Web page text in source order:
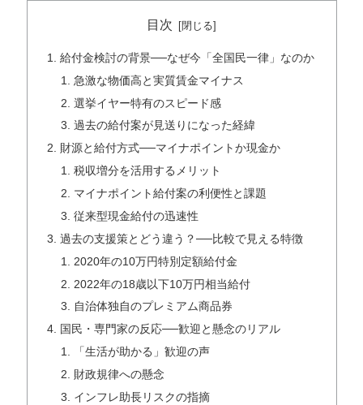
目次
給付金検討の背景──なぜ今「全国民一律」なのか
急激な物価高と実質賃金マイナス
選挙イヤー特有のスピード感
過去の給付案が見送りになった経緯
財源と給付方式──マイナポイントか現金か
税収増分を活用するメリット
マイナポイント給付案の利便性と課題
従来型現金給付の迅速性
過去の支援策とどう違う？──比較で見える特徴
2020年の10万円特別定額給付金
2022年の18歳以下10万円相当給付
自治体独自のプレミアム商品券
国民・専門家の反応──歓迎と懸念のリアル
「生活が助かる」歓迎の声
財政規律への懸念
インフレ助長リスクの指摘